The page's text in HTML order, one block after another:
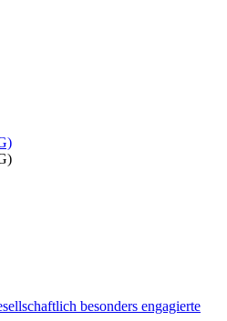
besonders engagierte